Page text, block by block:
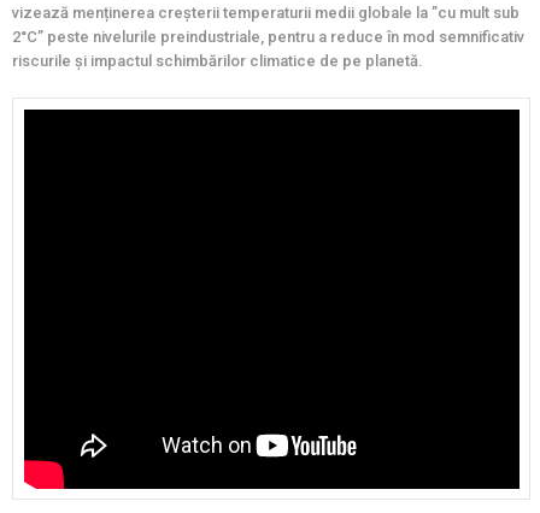
vizează menținerea creșterii temperaturii medii globale la ”cu mult sub
2°C” peste nivelurile preindustriale, pentru a reduce în mod semnificativ
riscurile și impactul schimbărilor climatice de pe planetă.